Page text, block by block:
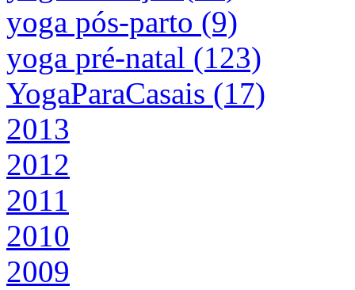
yoga pós-parto (9)
yoga pré-natal (123)
YogaParaCasais (17)
2013
2012
2011
2010
2009